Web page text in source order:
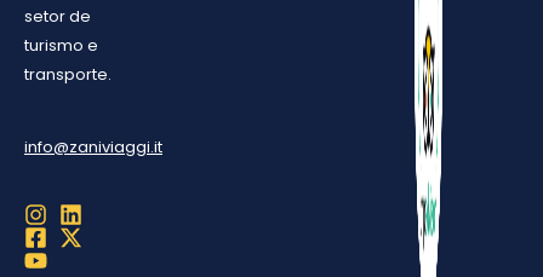
setor de
turismo e
transporte.
info@zaniviaggi.it